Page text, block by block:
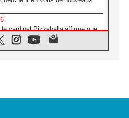
cardinal Pizzaballa affirme que
veulent la paix»